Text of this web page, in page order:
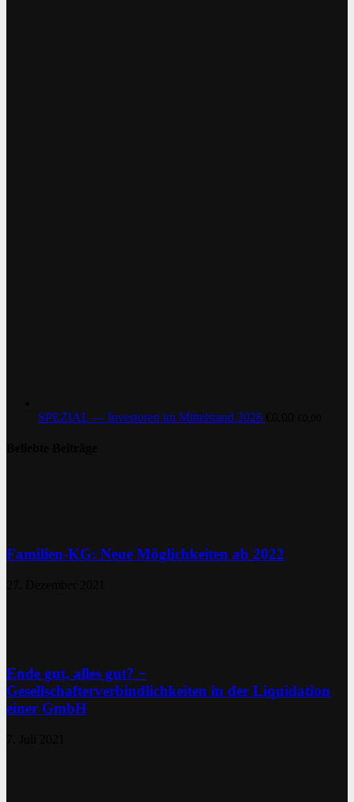
SPEZIAL — Investoren im Mittelstand 2026
Familien-KG: Neue Möglichkeiten ab 2022
Ende gut, alles gut? −
Gesellschafterverbindlichkeiten in der Liquidation
einer GmbH